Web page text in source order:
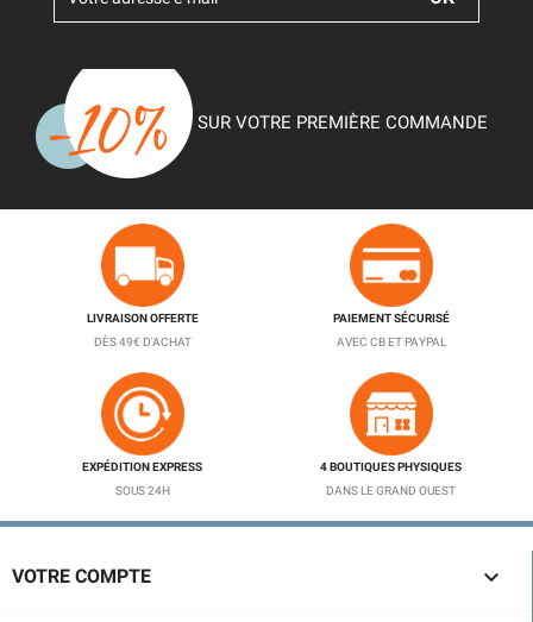
SUR VOTRE PREMIÈRE COMMANDE
LIVRAISON OFFERTE
DÈS 49€ D'ACHAT
PAIEMENT SÉCURISÉ
AVEC CB ET PAYPAL
EXPÉDITION EXPRESS
SOUS 24H
4 BOUTIQUES PHYSIQUES
DANS LE GRAND OUEST
VOTRE COMPTE 